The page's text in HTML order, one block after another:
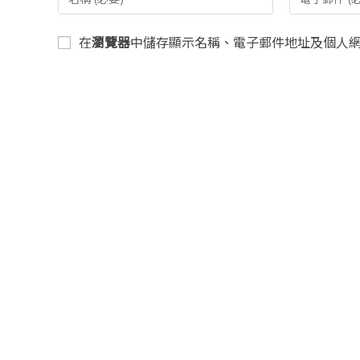
在瀏覽器中儲存顯示名稱、電子郵件地址及個人